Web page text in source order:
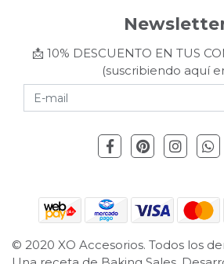
📩 10% DESCUENTO EN TUS
(suscribiendo aquí
© 2020 XO Accesorios. Todos los